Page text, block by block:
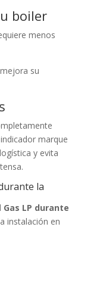
boiler
menos
su
marque
y evita
la
Gas LP durante
instalación en